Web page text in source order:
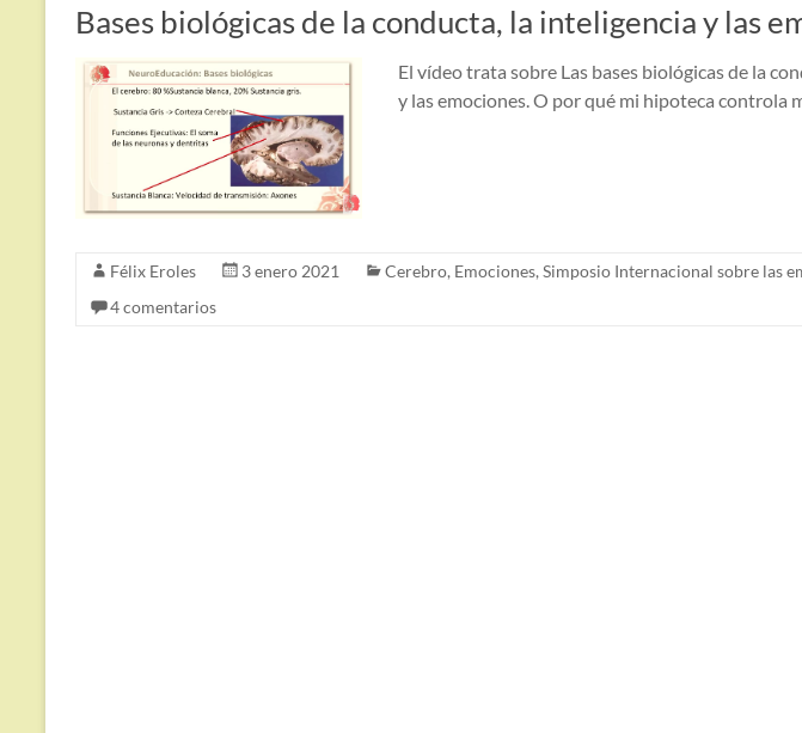
Bases biológicas de la conducta, la inteligencia y las
El vídeo trata sobre Las bases biológicas de la
y las emociones. O por qué mi hipoteca controla
Félix Eroles 3 enero 2021 Cerebro, Emociones, Simposio Internacional sobre las
4 comentarios